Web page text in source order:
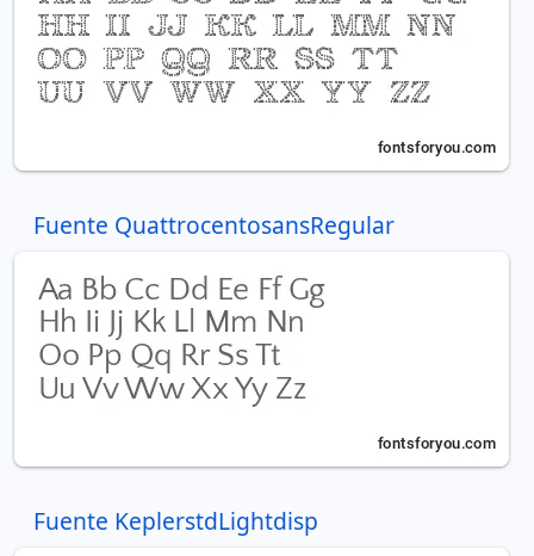
Fuente QuattrocentosansRegular
Fuente KeplerstdLightdisp